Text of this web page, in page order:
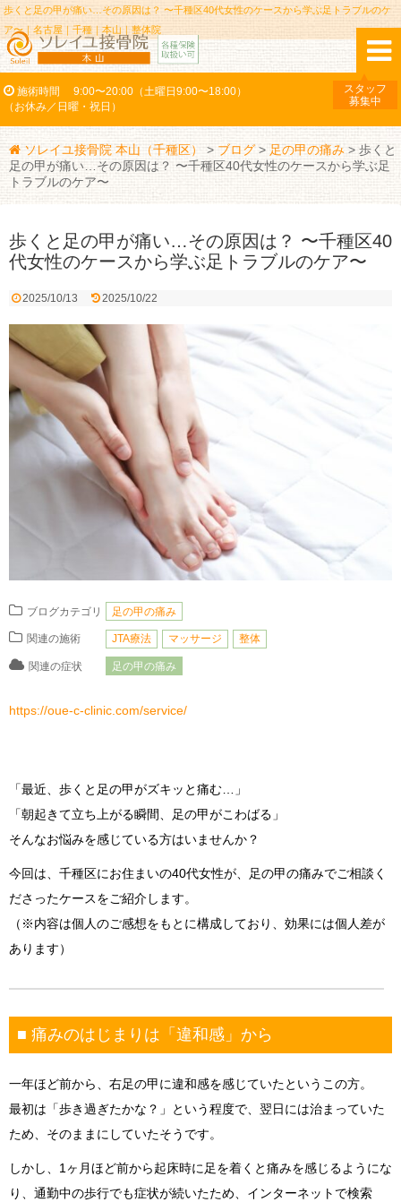
歩くと足の甲が痛い…その原因は？ 〜千種区40代女性のケースから学ぶ足トラブルのケ
ア〜｜名古屋｜千種｜本山｜整体院
施術時間
9:00〜20:00（土曜日9:00〜18:00）
（お休み／日曜・祝日）
スタッフ
募集中
ソレイユ接骨院 本山（千種区） > ブログ> 足の甲の痛み >歩くと
足の甲が痛い…その原因は？ 〜千種区40代女性のケースから学ぶ足
トラブルのケア〜
歩くと足の甲が痛い…その原因は？ 〜千種区40
代女性のケースから学ぶ足トラブルのケア〜
2025/10/13 2025/10/22
ブログカテゴリ 足の甲の痛み
関連の施術 JTA療法 マッサージ 整体
関連の症状 足の甲の痛み
https://oue-c-clinic.com/service/
「最近、歩くと足の甲がズキッと痛む…」
「朝起きて立ち上がる瞬間、足の甲がこわばる」
そんなお悩みを感じている方はいませんか？
今回は、千種区にお住まいの40代女性が、足の甲の痛みでご相談く
ださったケースをご紹介します。
（※内容は個人のご感想をもとに構成しており、効果には個人差が
あります）
■ 痛みのはじまりは「違和感」から
一年ほど前から、右足の甲に違和感を感じていたというこの方。
最初は「歩き過ぎたかな？」という程度で、翌日には治まっていた
ため、そのままにしていたそうです。
しかし、1ヶ月ほど前から起床時に足を着くと痛みを感じるようにな
り、通勤中の歩行でも症状が続いたため、インターネットで検索